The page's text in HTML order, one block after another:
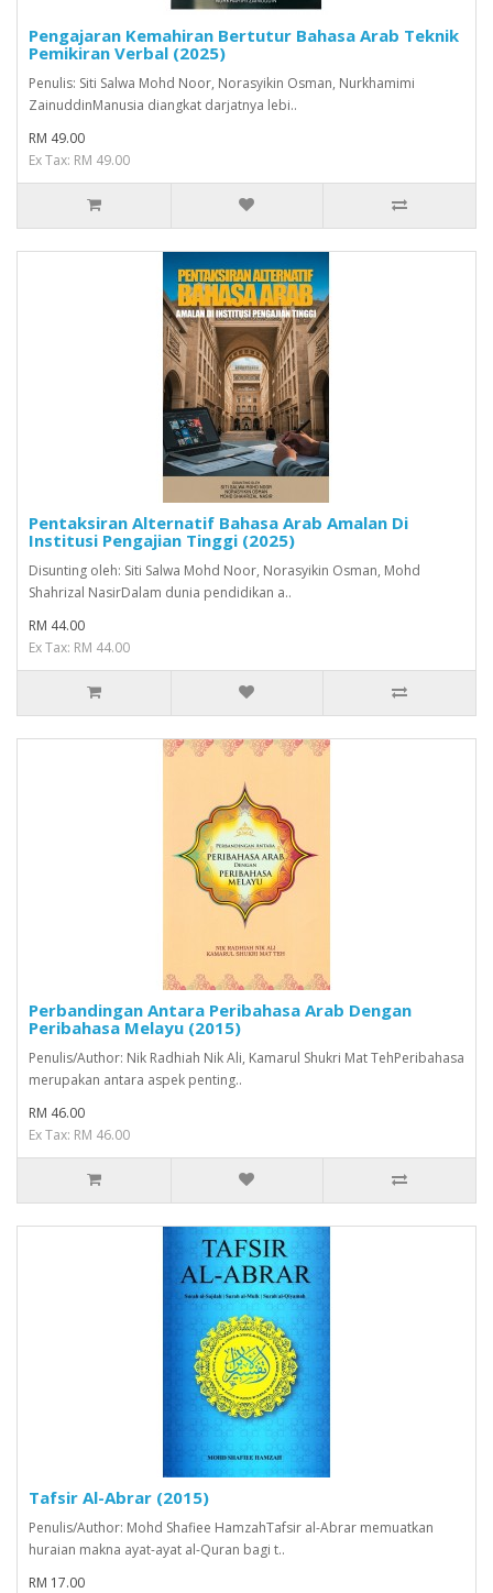
Pengajaran Kemahiran Bertutur Bahasa Arab Teknik
Pemikiran Verbal (2025)
Penulis: Siti Salwa Mohd Noor, Norasyikin Osman, Nurkhamimi
ZainuddinManusia diangkat darjatnya lebi..
RM 49.00
Ex Tax: RM 49.00
Pentaksiran Alternatif Bahasa Arab Amalan Di
Institusi Pengajian Tinggi (2025)
Disunting oleh: Siti Salwa Mohd Noor, Norasyikin Osman, Mohd
Shahrizal NasirDalam dunia pendidikan a..
RM 44.00
Ex Tax: RM 44.00
Perbandingan Antara Peribahasa Arab Dengan
Peribahasa Melayu (2015)
Penulis/Author: Nik Radhiah Nik Ali, Kamarul Shukri Mat TehPeribahasa
merupakan antara aspek penting..
RM 46.00
Ex Tax: RM 46.00
Tafsir Al-Abrar (2015)
Penulis/Author: Mohd Shafiee HamzahTafsir al-Abrar memuatkan
huraian makna ayat-ayat al-Quran bagi t..
RM 17.00